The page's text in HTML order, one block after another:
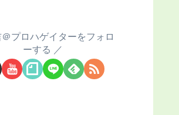
プロハゲイターをフォロ
ーする